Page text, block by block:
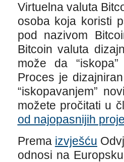
Virtuelna valuta
osoba koja koristi
pod nazivom
Bitcoin valuta
može da
Proces je
“iskopavanjem”
možete pročitati u
od najopasnijih
Prema izvješću
odnosi na